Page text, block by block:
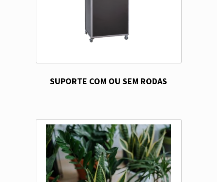
SUPORTE COM OU SEM RODAS